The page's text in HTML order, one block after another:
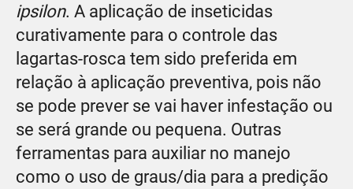
ipsilon. A aplicação de inseticidas
curativamente para o controle das
lagartas-rosca tem sido preferida em
relação à aplicação preventiva, pois não
se pode prever se vai haver infestação ou
se será grande ou pequena. Outras
ferramentas para auxiliar no manejo
como o uso de graus/dia para a predição